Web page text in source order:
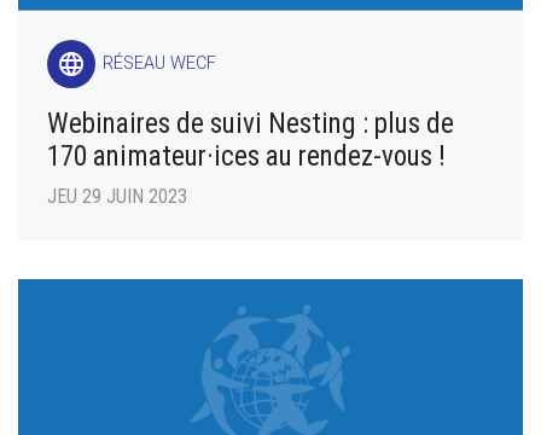
language RÉSEAU WECF
Webinaires de suivi Nesting : plus de
170 animateur·ices au rendez-vous !
JEU 29 JUIN 2023